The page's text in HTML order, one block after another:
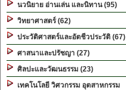
นวนิยาย อ่านเล่น และนิทาน (95)
วิทยาศาสตร์ (62)
ประวัติศาสตร์และอัตชีวประวัติ (67)
ศาสนาและปรัชญา (27)
ศิลปะและวัฒนธรรม (23)
เทคโนโลยี วิศวกรรม อุตสาหกรรม